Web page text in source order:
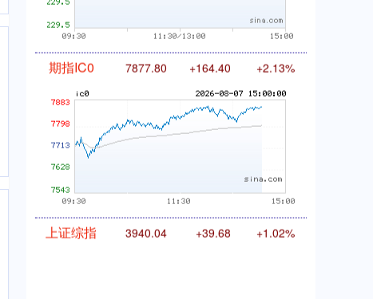
期指IC0 7877.80 +164.40 +2.13%